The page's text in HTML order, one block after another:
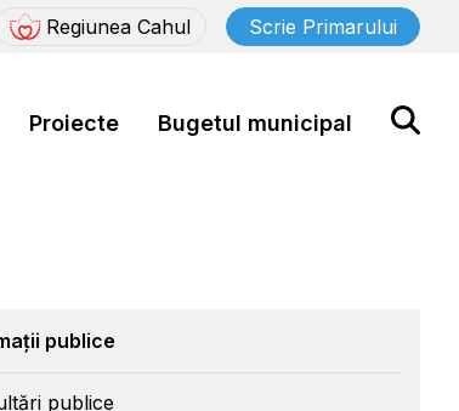
Regiunea Cahul Scrie Primarului
Proiecte Bugetul municipal
publice
publice